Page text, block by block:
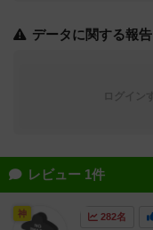
データに関する報告
レビュー 1件
282名
神